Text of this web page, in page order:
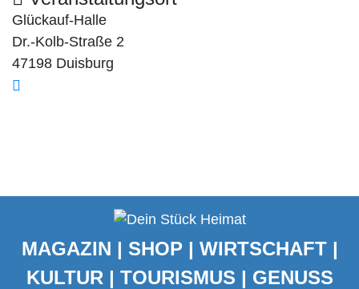
Glückauf-Halle
Dr.-Kolb-Straße 2
47198 Duisburg
MAGAZIN | SHOP | WIRTSCHAFT |
KULTUR | TOURISMUS | GENUSS